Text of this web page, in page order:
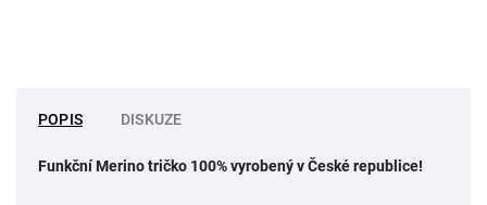
POPIS DISKUZE
Funkční Merino tričko 100% vyrobený v České republice!